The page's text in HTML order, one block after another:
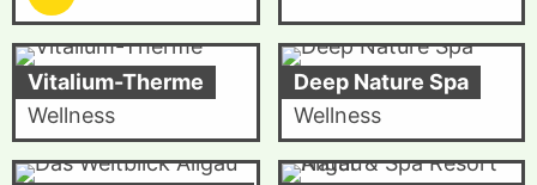
Vitalium-Therme
Wellness
Deep Nature Spa
Wellness